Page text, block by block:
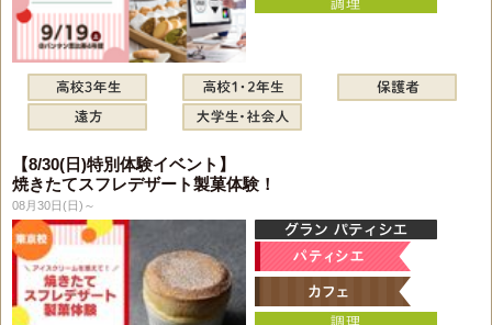
【8/30(日)特別体験イベント】
焼きたてスフレデザート製菓体験！
08月30日(日)～